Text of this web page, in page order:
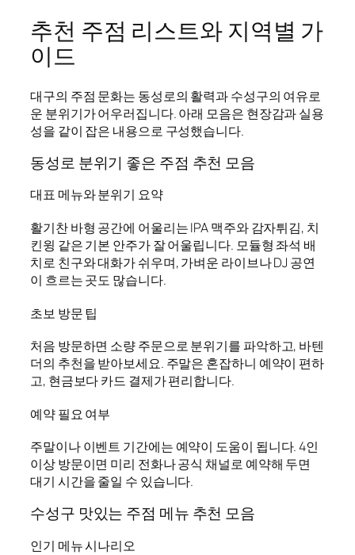
추천 주점 리스트와 지역별 가
이드
대구의 주점 문화는 동성로의 활력과 수성구의 여유로
운 분위기가 어우러집니다. 아래 모음은 현장감과 실용
성을 같이 잡은 내용으로 구성했습니다.
동성로 분위기 좋은 주점 추천 모음
대표 메뉴와 분위기 요약
활기찬 바형 공간에 어울리는 IPA 맥주와 감자튀김, 치
킨윙 같은 기본 안주가 잘 어울립니다. 모듈형 좌석 배
치로 친구와 대화가 쉬우며, 가벼운 라이브나 DJ 공연
이 흐르는 곳도 많습니다.
초보 방문 팁
처음 방문하면 소량 주문으로 분위기를 파악하고, 바텐
더의 추천을 받아보세요. 주말은 혼잡하니 예약이 편하
고, 현금보다 카드 결제가 편리합니다.
예약 필요 여부
주말이나 이벤트 기간에는 예약이 도움이 됩니다. 4인
이상 방문이면 미리 전화나 공식 채널로 예약해 두면
대기 시간을 줄일 수 있습니다.
수성구 맛있는 주점 메뉴 추천 모음
인기 메뉴 시나리오